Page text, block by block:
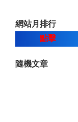
網站月排行
點擊
隨機文章